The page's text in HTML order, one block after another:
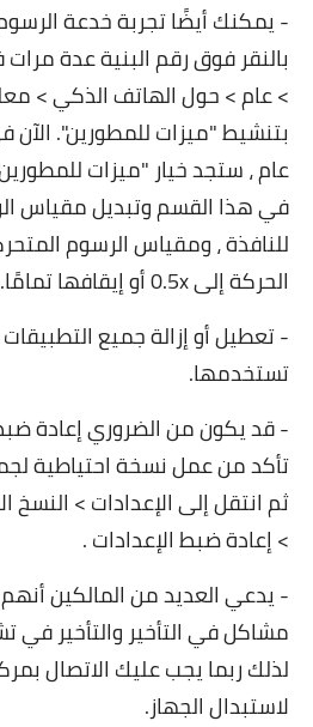
- يمكنك أيضًا تجربة خدعة
بالنقر فوق رقم البنية عدة مرات
> عام > حول الهاتف الذكي >
بتنشيط "ميزات للمطورين". الآن
عام ، ستجد خيار "ميزات
في هذا القسم وتبديل مقياس
للنافذة ، ومقياس الرسوم
الحركة إلى 0.5x أو إيقافها تمامًا.
- تعطيل أو إزالة جميع التطبيقات
تستخدمها.
- قد يكون من الضروري إعادة
تأكد من عمل نسخة احتياطية
ثم انتقل إلى الإعدادات > النسخ
> إعادة ضبط الإعدادات .
- يدعي العديد من المالكين
مشاكل في التأخير والتأخير في
لذلك ربما يجب عليك الاتصال
لاستبدال الجهاز.